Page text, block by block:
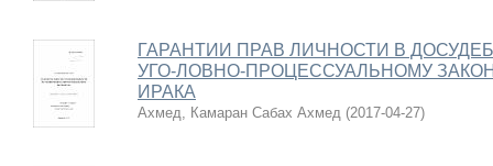
ГАРАНТИИ ПРАВ ЛИЧНОСТИ В
УГО-ЛОВНО-ПРОЦЕССУАЛЬНОМУ
ИРАКА
Ахмед, Камаран Сабах Ахмед (2017-04-27)